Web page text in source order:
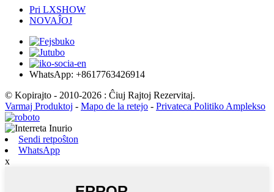
Pri LXSHOW
NOVAĴOJ
WhatsApp: +8617763426914
© Kopirajto - 2010-2026 : Ĉiuj Rajtoj Rezervitaj.
Varmaj Produktoj - Mapo de la retejo - Privateca Politiko Amplekso
Sendi retpoŝton
WhatsApp
x